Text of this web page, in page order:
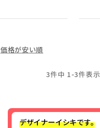
価格が安い順
3件中 1-3件表示
デザイナーイシキです。